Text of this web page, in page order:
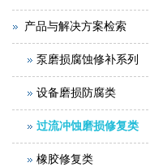
产品与解决方案检索
泵磨损腐蚀修补系列
设备磨损防腐类
过流冲蚀磨损修复类
橡胶修复类